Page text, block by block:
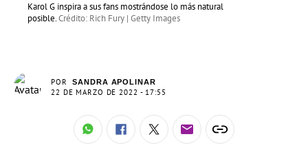
Karol G inspira a sus fans mostrándose lo más natural
posible.Crédito: Rich Fury | Getty Images
PORSANDRA APOLINAR
22 DE MARZO DE 2022 - 17:55